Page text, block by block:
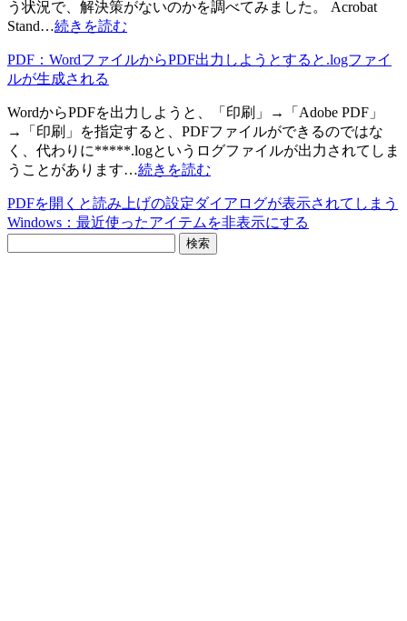
う状況で、解決策がないのかを調べてみました。 Acrobat
Stand…続きを読む
PDF：WordファイルからPDF出力しようとすると.logファイ
ルが生成される
WordからPDFを出力しようと、「印刷」→「Adobe PDF」
→「印刷」を指定すると、PDFファイルができるのではな
く、代わりに*****.logというログファイルが出力されてしま
うことがあります…続きを読む
PDFを開くと読み上げの設定ダイアログが表示されてしまう
Windows：最近使ったアイテムを非表示にする